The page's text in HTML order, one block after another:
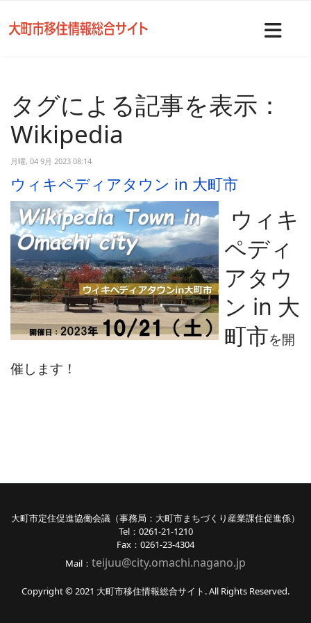
タグによる記事を表示：
Wikipedia
月曜, 04 9月 2023 08:14
ウィキペディアタウン in 大町市
ウィキ
ペディ
アタウ
ン in 大
町市を開
催します！
大町市定住促進協働会議（事務局：大町市まちづくり産業課住促進係）
Tel：0261-21-1210
Fax：0261-23-4304
Mail： teijuu@city.omachi.nagano.jp
Copyright © 2021 大町市移住情報総合サイト. All Rights Reserved.